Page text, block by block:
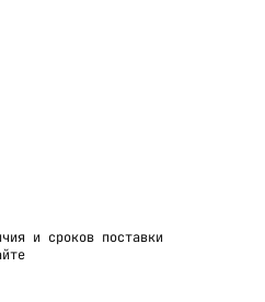
и сроков поставки